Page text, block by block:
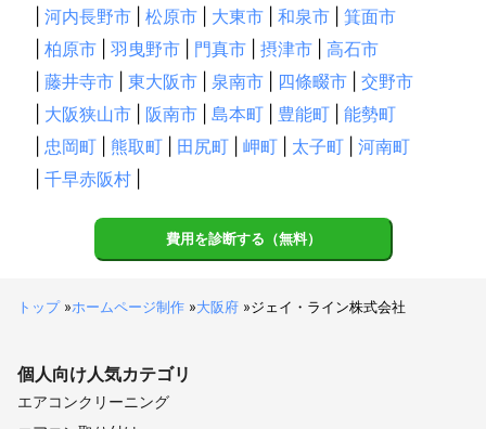
河内長野市 松原市 大東市 和泉市
箕面市
柏原市 羽曳野市 門真市 摂津市
高石市
藤井寺市 東大阪市 泉南市 四條畷市
交野市
大阪狭山市 阪南市 島本町 豊能町
能勢町
忠岡町 熊取町 田尻町 岬町 太子町
河南町
千早赤阪村
費用を診断する（無料）
トップ»ホームページ制作 »大阪府 »ジェイ・ライン株式会社
個人向け人気カテゴリ
エアコンクリーニング